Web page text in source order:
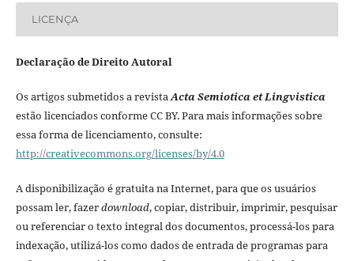
LICENÇA
Declaração de Direito Autoral
Os artigos submetidos a revistaActa Semiotica et Lingvistica
estão licenciados conforme CC BY. Para mais informações sobre
essa forma de licenciamento, consulte:
http://creativecommons.org/licenses/by/4.0
A disponibilização é gratuita na Internet, para que os usuários
possam ler, fazerdownload, copiar, distribuir, imprimir, pesquisar
ou referenciar o texto integral dos documentos, processá-los para
indexação, utilizá-los como dados de entrada de programas para